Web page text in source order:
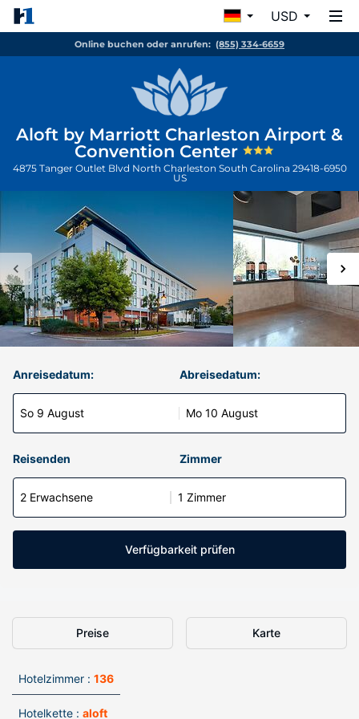
USD
Online buchen oder anrufen: (855) 334-6659
Aloft by Marriott Charleston Airport &
Convention Center
4875 Tanger Outlet Blvd North Charleston South Carolina 29418-6950
US
Anreisedatum:
So 9 August
Abreisedatum:
Mo 10 August
Reisenden Zimmer
2 Erwachsene 1 Zimmer
Verfügbarkeit prüfen
Preise Karte
Hotelzimmer : 136
Hotelkette : aloft